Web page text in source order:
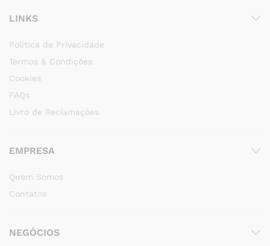
LINKS
Política de Privacidade
Termos & Condições
Cookies
FAQs
Livro de Reclamaçóes
EMPRESA
Quem Somos
Contatos
NEGÓCIOS